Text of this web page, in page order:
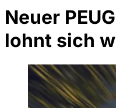
Neuer
lohnt sich